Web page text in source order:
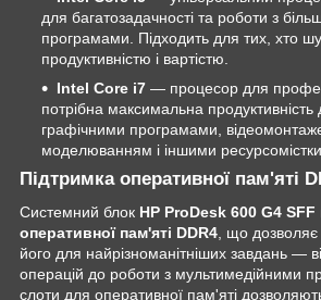
для багатозадачності та роботи з
програмами. Підходить для тих, хто
продуктивністю і вартістю.
Intel Core i7 — процесор для
потрібна максимальна
графічними програмами,
моделюванням і іншими
Підтримка оперативної пам'яті
Системний блок HP ProDesk 600 G4 SFF
оперативної пам'яті DDR4 , що
його для найрізноманітніших завдань —
операцій до роботи з мультимедійними
слоти для оперативної пам'яті